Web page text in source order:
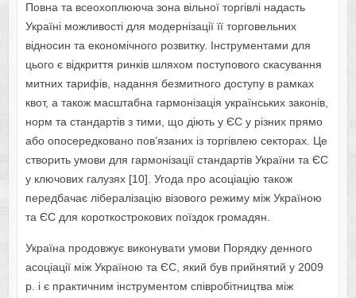
Повна та всеохоплююча зона вільної торгівлі надасть
Україні можливості для модернізації її торговельних
відносин та економічного розвитку. Інструментами для
цього є відкриття ринків шляхом поступового скасування
митних тарифів, надання безмитного доступу в рамках
квот, а також масштабна гармонізація українських законів,
норм та стандартів з тими, що діють у ЄС у різних прямо
або опосередковано пов’язаних із торгівлею секторах. Це
створить умови для гармонізації стандартів України та ЄС
у ключових галузях [10]. Угода про асоціацію також
передбачає лібералізацію візового режиму між Україною
та ЄС для короткострокових поїздок громадян.
Україна продовжує виконувати умови Порядку денного
асоціації між Україною та ЄС, який був прийнятий у 2009
р. і є практичним інструментом співробітництва між